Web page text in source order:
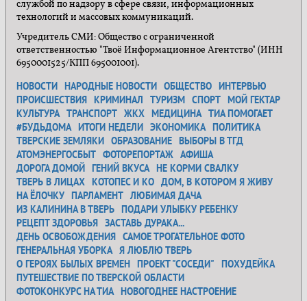
службой по надзору в сфере связи, информационных
технологий и массовых коммуникаций.
Учредитель СМИ: Общество с ограниченной
ответственностью "Твоё Информационное Агентство" (ИНН
6950001525/КПП 695001001).
НОВОСТИ НАРОДНЫЕ НОВОСТИ ОБЩЕСТВО
ИНТЕРВЬЮ
ПРОИСШЕСТВИЯ
КРИМИНАЛ ТУРИЗМ СПОРТ
МОЙ ГЕКТАР
КУЛЬТУРА ТРАНСПОРТ ЖКХ МЕДИЦИНА ТИА ПОМОГАЕТ
#БУДЬДОМА
ИТОГИ НЕДЕЛИ ЭКОНОМИКА
ПОЛИТИКА
ТВЕРСКИЕ ЗЕМЛЯКИ
ОБРАЗОВАНИЕ
ВЫБОРЫ В ТГД
АТОМЭНЕРГОСБЫТ ФОТОРЕПОРТАЖ АФИША
ДОРОГА ДОМОЙ
ГЕНИЙ ВКУСА
НЕ КОРМИ СВАЛКУ
ТВЕРЬ В ЛИЦАХ
КОТОПЕС И КО ДОМ, В КОТОРОМ Я ЖИВУ
НА ЁЛОЧКУ
ПАРЛАМЕНТ ЛЮБИМАЯ ДАЧА
ИЗ КАЛИНИНА В ТВЕРЬ
ПОДАРИ УЛЫБКУ РЕБЕНКУ
РЕЦЕПТ ЗДОРОВЬЯ
ЗАСТАВЬ ДУРАКА...
ДЕНЬ ОСВОБОЖДЕНИЯ
САМОЕ ТРОГАТЕЛЬНОЕ ФОТО
ГЕНЕРАЛЬНАЯ УБОРКА Я ЛЮБЛЮ ТВЕРЬ
О ГЕРОЯХ БЫЛЫХ ВРЕМЕН
ПРОЕКТ "СОСЕДИ"
ПОХУДЕЙКА
ПУТЕШЕСТВИЕ ПО ТВЕРСКОЙ ОБЛАСТИ
ФОТОКОНКУРС НА ТИА
НОВОГОДНЕЕ НАСТРОЕНИЕ